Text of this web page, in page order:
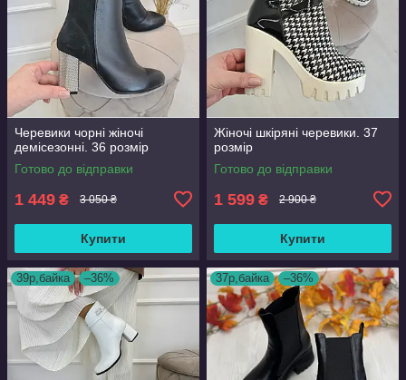
Черевики чорні жіночі
демісезонні. 36 розмір
Готово до відправки
1 449 ₴ 3 050 ₴
Купити
Жіночі шкіряні черевики. 37
розмір
Готово до відправки
1 599 ₴ 2 900 ₴
Купити
39р,байка –36% 37р,байка –36%